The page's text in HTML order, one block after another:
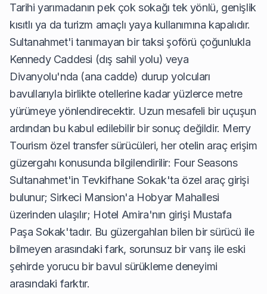
Tarihi yarımadanın pek çok sokağı tek yönlü, genişlik
kısıtlı ya da turizm amaçlı yaya kullanımına kapalıdır.
Sultanahmet'i tanımayan bir taksi şoförü çoğunlukla
Kennedy Caddesi (dış sahil yolu) veya
Divanyolu'nda (ana cadde) durup yolcuları
bavullarıyla birlikte otellerine kadar yüzlerce metre
yürümeye yönlendirecektir. Uzun mesafeli bir uçuşun
ardından bu kabul edilebilir bir sonuç değildir. Merry
Tourism özel transfer sürücüleri, her otelin araç erişim
güzergahı konusunda bilgilendirilir: Four Seasons
Sultanahmet'in Tevkifhane Sokak'ta özel araç girişi
bulunur; Sirkeci Mansion'a Hobyar Mahallesi
üzerinden ulaşılır; Hotel Amira'nın girişi Mustafa
Paşa Sokak'tadır. Bu güzergahları bilen bir sürücü ile
bilmeyen arasındaki fark, sorunsuz bir varış ile eski
şehirde yorucu bir bavul sürükleme deneyimi
arasındaki farktır.